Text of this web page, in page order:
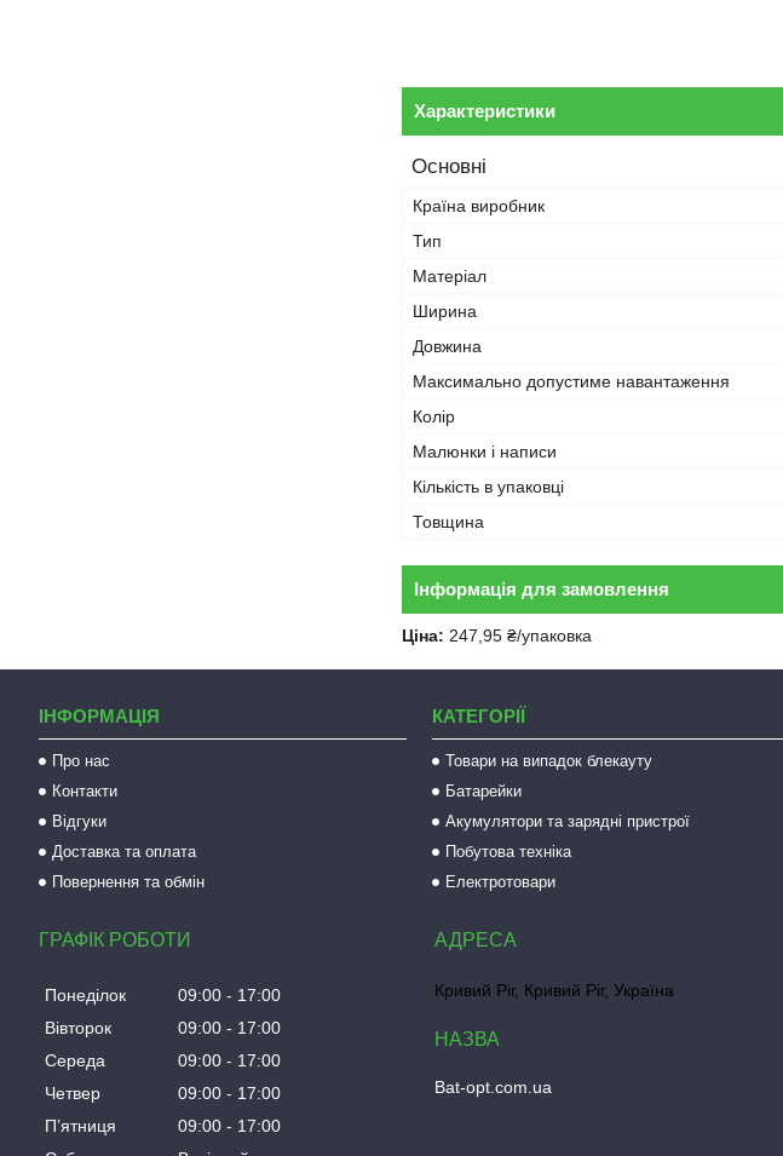
Характеристики
Основні
Країна виробник
Тип
Матеріал
Ширина
Довжина
Максимально допустиме навантаження
Колір
Малюнки і написи
Кількість в упаковці
Товщина
Інформація для замовлення
Ціна: 247,95 ₴/упаковка
ІНФОРМАЦІЯ
Про нас
Контакти
Відгуки
Доставка та оплата
Повернення та обмін
КАТЕГОРІЇ
Товари на випадок блекауту
Батарейки
Акумулятори та зарядні пристрої
Побутова техніка
Електротовари
ГРАФІК РОБОТИ
Понеділок 09:00
17:00
Вівторок
09:00
17:00
Середа
09:00
17:00
Четвер
09:00
17:00
Пʼятниця
09:00
17:00
Кривий Ріг, Кривий Ріг, Україна
Bat-opt.com.ua